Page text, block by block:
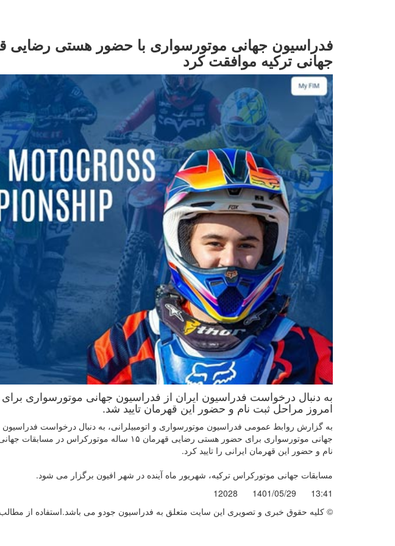
فدراسیون جهانی موتورسواری با حضور هستی رضایی
جهانی ترکیه موافقت کرد
به دنبال درخواست فدراسیون ایران از فدراسیون جهانی موتورسواری
امروز مراحل ثبت نام و حضور این قهرمان تایید شد.
به گزارش روابط عمومی فدراسیون موتورسواری و اتومبیلرانی، به دنبال درخواست فدراسیون
جهانی موتورسواری برای حضور هستی رضایی قهرمان ۱۵
نام و حضور این قهرمان ایرانی را تایید کرد.
مسابقات جهانی موتورکراس ترکیه، شهریور ماه آینده در شهر افیون برگزار می شود.
13:41
1401/05/29
12028
© کليه حقوق خبری و تصويری اين سايت متعلق به فدراسیون جودو می باشد.استفاده از مطالب